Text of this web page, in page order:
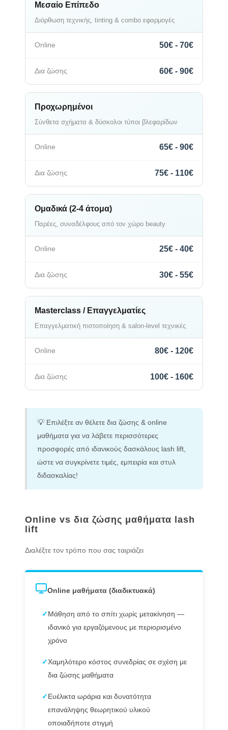
Μεσαίο Επίπεδο
Διόρθωση τεχνικής, tinting & combo εφαρμογές
50€ - 70€
60€ - 90€
Προχωρημένοι
Σύνθετα σχήματα & δύσκολοι τύποι βλεφαρίδων
65€ - 90€
75€ - 110€
Ομαδικά (2-4 άτομα)
Παρέες, συναδέλφους από τον χώρο beauty
25€ - 40€
30€ - 55€
Masterclass / Επαγγελματίες
Επαγγελματική πιστοποίηση & salon-level τεχνικές
80€ - 120€
100€ - 160€
💡 Επιλέξτε αν θέλετε δια ζώσης & online
μαθήματα για να λάβετε περισσότερες
προσφορές από ιδανικούς δασκάλους lash lift,
ώστε να συγκρίνετε τιμές, εμπειρία και στυλ
διδασκαλίας!
Online vs δια ζώσης μαθήματα lash
lift
Διαλέξτε τον τρόπο που σας ταιριάζει
Online μαθήματα (διαδικτυακά)
✓ Μάθηση από το σπίτι χωρίς μετακίνηση —
ιδανικό για εργαζόμενους με περιορισμένο
χρόνο
✓Χαμηλότερο κόστος συνεδρίας σε σχέση με
δια ζώσης μαθήματα
✓ Ευέλικτα ωράρια και δυνατότητα
επανάληψης θεωρητικού υλικού
οποιαδήποτε στιγμή